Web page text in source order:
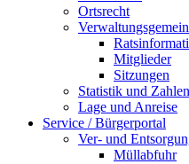
Ortsrecht
Mitglieder
Sitzungen
Statistik und Zahlen
Lage und Anreise
Service / Bürgerportal
Ver- und
Müllabfuhr